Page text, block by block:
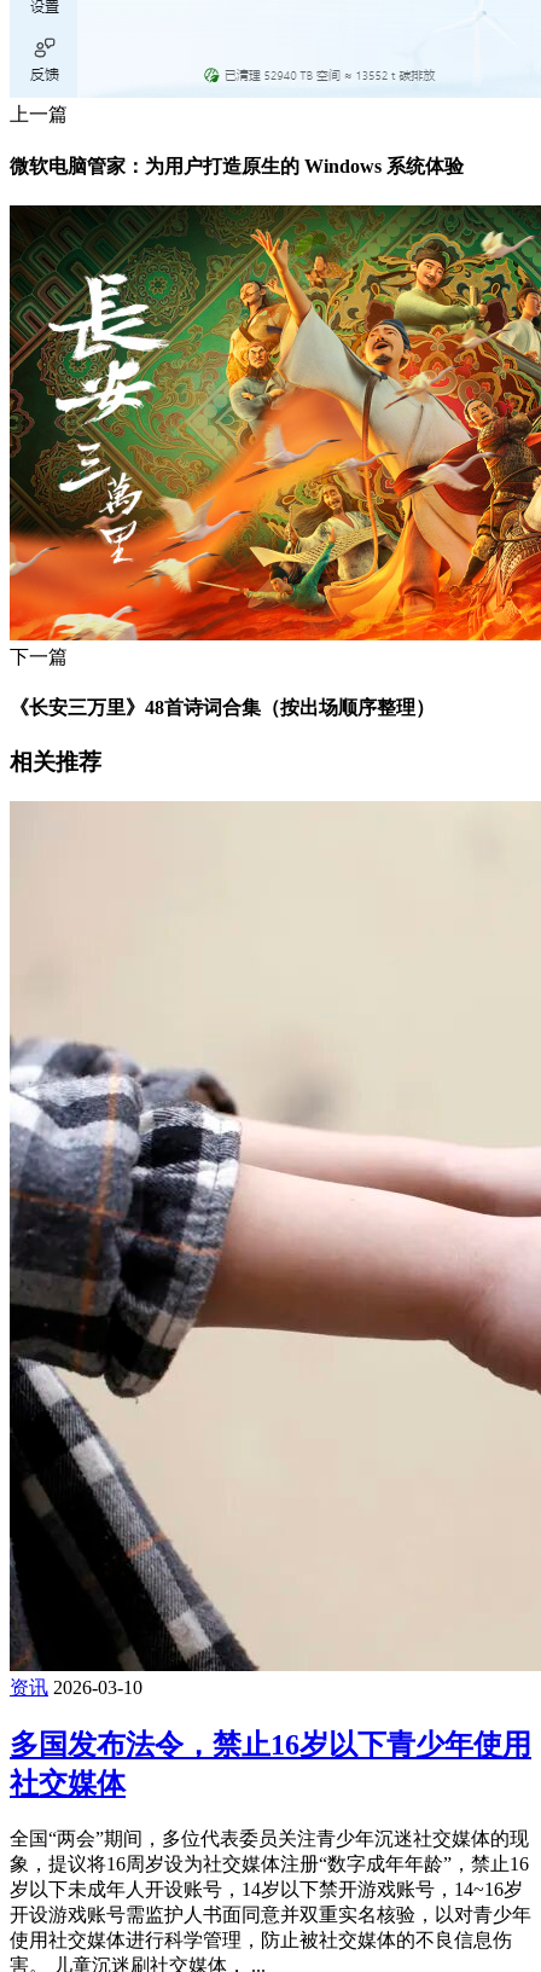
上一篇
微软电脑管家：为用户打造原生的 Windows 系统体验
下一篇
《长安三万里》48首诗词合集（按出场顺序整理）
相关推荐
资讯 2026-03-10
多国发布法令，禁止16岁以下青少年使用
社交媒体
全国“两会”期间，多位代表委员关注青少年沉迷社交媒体的现
象，提议将16周岁设为社交媒体注册“数字成年年龄”，禁止16
岁以下未成年人开设账号，14岁以下禁开游戏账号，14~16岁
开设游戏账号需监护人书面同意并双重实名核验，以对青少年
使用社交媒体进行科学管理，防止被社交媒体的不良信息伤
害。 儿童沉迷刷社交媒体， ...